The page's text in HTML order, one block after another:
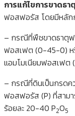
การแก้ไขการขาด
ฟอสฟอรัส โดยมีหลัก
– กรณีที่พืชขาดธาตุฟ
ฟอสเฟต (0-45-0) ห
แอมโมเนียมฟอสเฟต
– กรณีที่ดินเป็นกรดค
ฟอสฟอรัส (P) ที่สามา
ร้อยละ 20-40 P2O5